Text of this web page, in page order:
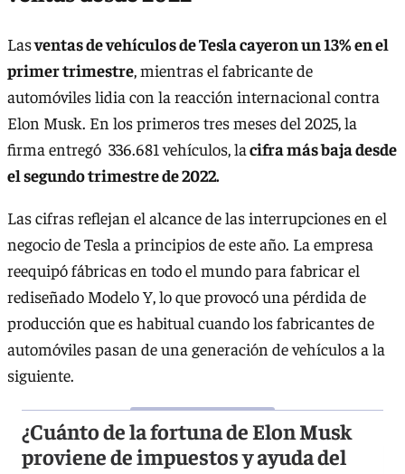
Lasventas de vehículos de Tesla cayeron un 13% en el
primer trimestre, mientras el fabricante de
automóviles lidia con la reacción internacional contra
Elon Musk. En los primeros tres meses del 2025, la
firma entregó 336.681 vehículos, lacifra más baja desde
el segundo trimestre de 2022.
Las cifras reflejan el alcance de las interrupciones en el
negocio de Tesla a principios de este año. La empresa
reequipó fábricas en todo el mundo para fabricar el
rediseñado Modelo Y, lo que provocó una pérdida de
producción que es habitual cuando los fabricantes de
automóviles pasan de una generación de vehículos a la
siguiente.
¿Cuánto de la fortuna de Elon Musk
proviene de impuestos y ayuda del